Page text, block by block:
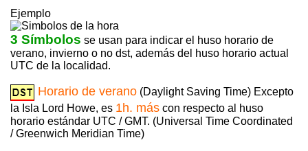
Ejemplo
3 Símbolos se usan para indicar el huso horario de
verano, invierno o no dst, además del huso horario actual
UTC de la localidad.
Horario de verano (Daylight Saving Time) Excepto
la Isla Lord Howe, es 1h. más con respecto al huso
horario estándar UTC / GMT. (Universal Time Coordinated
/ Greenwich Meridian Time)